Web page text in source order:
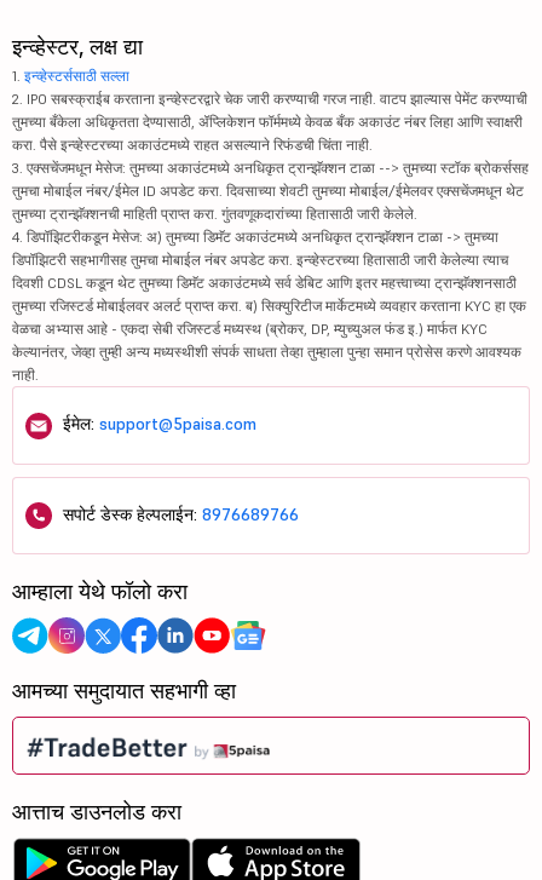
इन्व्हेस्टर, लक्ष द्या
1. इन्व्हेस्टर्ससाठी सल्ला
2. IPO सबस्क्राईब करताना इन्व्हेस्टरद्वारे चेक जारी करण्याची गरज नाही. वाटप झाल्यास पेमेंट करण्याची
तुमच्या बँकेला अधिकृतता देण्यासाठी, ॲप्लिकेशन फॉर्ममध्ये केवळ बँक अकाउंट नंबर लिहा आणि स्वाक्षरी
करा. पैसे इन्व्हेस्टरच्या अकाउंटमध्ये राहत असल्याने रिफंडची चिंता नाही.
3. एक्सचेंजमधून मेसेज: तुमच्या अकाउंटमध्ये अनधिकृत ट्रान्झॅक्शन टाळा --> तुमच्या स्टॉक ब्रोकर्ससह
तुमचा मोबाईल नंबर/ईमेल ID अपडेट करा. दिवसाच्या शेवटी तुमच्या मोबाईल/ईमेलवर एक्सचेंजमधून थेट
तुमच्या ट्रान्झॅक्शनची माहिती प्राप्त करा. गुंतवणूकदारांच्या हितासाठी जारी केलेले.
4. डिपॉझिटरीकडून मेसेज: अ) तुमच्या डिमॅट अकाउंटमध्ये अनधिकृत ट्रान्झॅक्शन टाळा -> तुमच्या
डिपॉझिटरी सहभागीसह तुमचा मोबाईल नंबर अपडेट करा. इन्व्हेस्टरच्या हितासाठी जारी केलेल्या त्याच
दिवशी CDSL कडून थेट तुमच्या डिमॅट अकाउंटमध्ये सर्व डेबिट आणि इतर महत्त्वाच्या ट्रान्झॅक्शनसाठी
तुमच्या रजिस्टर्ड मोबाईलवर अलर्ट प्राप्त करा. ब) सिक्युरिटीज मार्केटमध्ये व्यवहार करताना KYC हा एक
वेळचा अभ्यास आहे - एकदा सेबी रजिस्टर्ड मध्यस्थ (ब्रोकर, DP, म्युच्युअल फंड इ.) मार्फत KYC
केल्यानंतर, जेव्हा तुम्ही अन्य मध्यस्थीशी संपर्क साधता तेव्हा तुम्हाला पुन्हा समान प्रोसेस करणे आवश्यक
नाही.
ईमेल: support@5paisa.com
सपोर्ट डेस्क हेल्पलाईन: 8976689766
आम्हाला येथे फॉलो करा
आमच्या समुदायात सहभागी व्हा
आत्ताच डाउनलोड करा